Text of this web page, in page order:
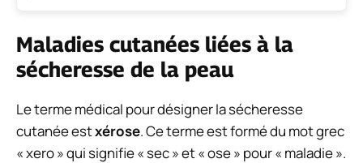
Maladies cutanées liées à la
sécheresse de la peau
Le terme médical pour désigner la sécheresse
cutanée estxérose. Ce terme est formé du mot grec
« xero » qui signifie « sec » et « ose » pour « maladie ».